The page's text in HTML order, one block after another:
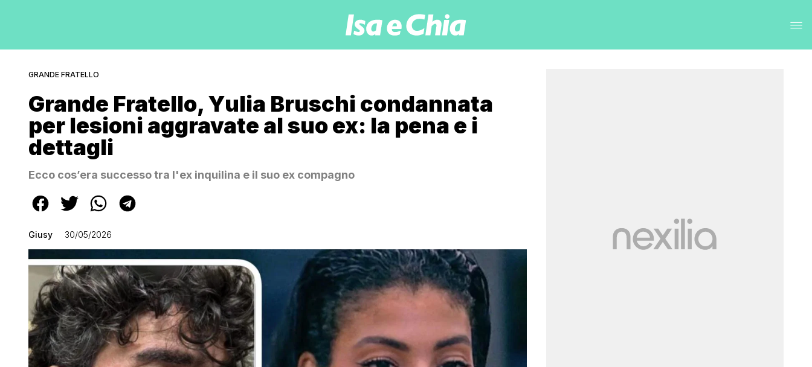
GRANDE FRATELLO
Grande Fratello, Yulia Bruschi condannata
per lesioni aggravate al suo ex: la pena e i
dettagli
Ecco cos’era successo tra l'ex inquilina e il suo ex compagno
Giusy 30/05/2026